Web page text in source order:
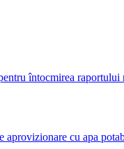
întocmirea
cu apa